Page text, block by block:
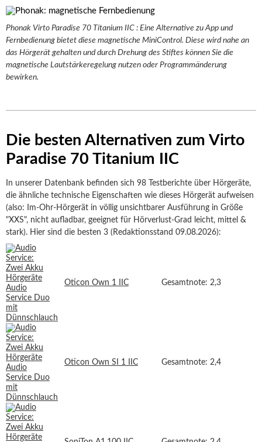
Phonak Virto Paradise 70 Titanium IIC : Eine Alternative zu App und
Fernbedienung bietet diese magnetische MiniControl. Diese wird nahe an
das Hörgerät gehalten und durch Drehung des Stiftes können Sie die
magnetische Lautstärkeregelung nutzen oder Programmänderung
bewirken.
Die besten Alternativen zum Virto
Paradise 70 Titanium IIC
In unserer Datenbank befinden sich 98 Testberichte über Hörgeräte,
die ähnliche technische Eigenschaften wie dieses Hörgerät aufweisen
(also: Im-Ohr-Hörgerät in völlig unsichtbarer Ausführung in Größe
"XXS", nicht aufladbar, geeignet für Hörverlust-Grad leicht, mittel &
stark). Hier sind die besten 3 (Redaktionsstand 09.08.2026):
Oticon Own 1 IIC Gesamtnote: 2,3
Oticon Own SI 1 IIC Gesamtnote: 2,4